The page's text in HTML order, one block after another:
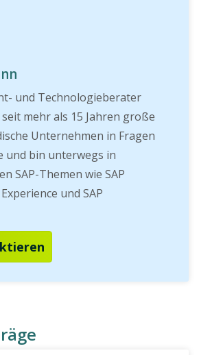
und Technologieberater
mehr als 15 Jahren große
Unternehmen in Fragen
und bin unterwegs in
SAP-Themen wie SAP
und SAP